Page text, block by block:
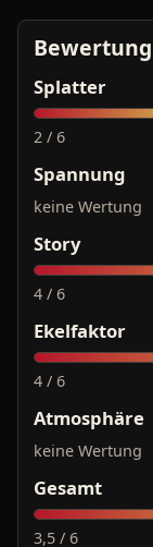
Bewertung
Splatter
2 / 6
Spannung
keine Wertung
Story
4 / 6
Ekelfaktor
4 / 6
Atmosphäre
keine Wertung
Gesamt
3,5 / 6